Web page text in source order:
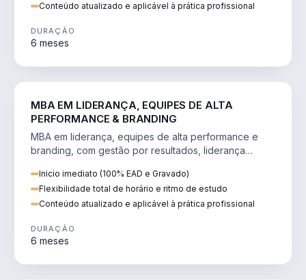
Conteúdo atualizado e aplicável à prática profissional
DURAÇÃO
6 meses
MBA EM LIDERANÇA, EQUIPES DE ALTA
PERFORMANCE & BRANDING
MBA em liderança, equipes de alta performance e
branding, com gestão por resultados, liderança
Inicio imediato (100% EAD e Gravado)
Flexibilidade total de horário e ritmo de estudo
Conteúdo atualizado e aplicável à prática profissional
DURAÇÃO
6 meses